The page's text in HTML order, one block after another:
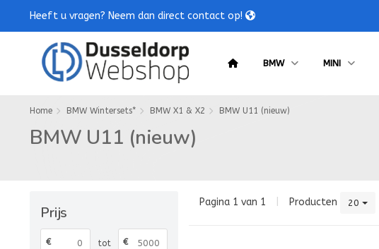
Heeft u vragen? Neem dan direct contact op!
BMW MINI
Home BMW Wintersets* BMW X1 & X2 BMW U11 (nieuw)
BMW U11 (nieuw)
Prijs
€ tot €
Pagina 1 van 1 Producten 20